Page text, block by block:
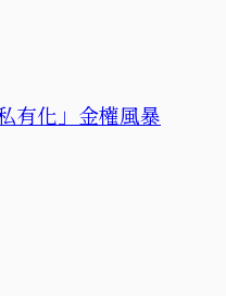
有化」金權風暴